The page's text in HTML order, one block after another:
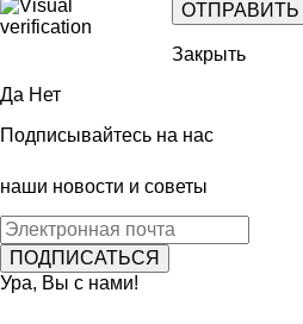
Закрыть
Да Нет
Подписывайтесь на нас
наши новости и советы
Ура, Вы с нами!